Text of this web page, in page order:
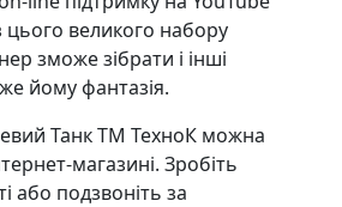
цього великого набору
зможе зібрати і інші
йому фантазія.
Танк ТМ ТехноК можна
магазині. Зробіть
або подзвоніть за